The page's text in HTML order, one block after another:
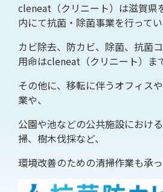
cleneat（クリニート）は滋賀県
内にて抗菌・除菌事業を行ってい
カビ除去、防カビ、除菌、抗菌
用命はcleneat（クリニート）ま
その他に、移転に伴うオフィス
業や、
公園や池などの公共施設におけ
掃、樹木伐採など、
環境改善のための清掃作業も承っ